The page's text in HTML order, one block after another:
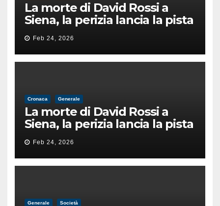
La morte di David Rossi a
Siena, la perizia lancia la pista
di un’intimidazione finita
male
Feb 24, 2026
Cronaca Generale
La morte di David Rossi a
Siena, la perizia lancia la pista
di un’intimidazione finita
male
Feb 24, 2026
Generale Società